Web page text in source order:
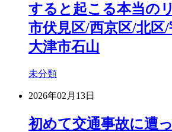
すると起こる本当の
市伏見区/西京区/北区
大津市石山
未分類
2026年02月13日
初めて交通事故に遭